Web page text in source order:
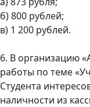
б) 800 рублей;
в) 1 200 рублей.
6. В организацию
работы по теме
Студента
наличности из